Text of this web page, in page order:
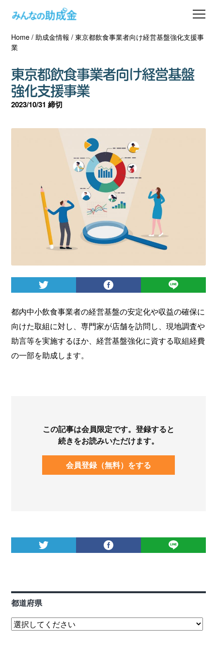
助成金を探す
士業の方へ
助成金コラム
専門家一覧
会員登録
ログイン
Home/ 助成金情報 / 東京都飲食事業者向け経営基盤強化支援事
業
東京都飲食事業者向け経営基盤
強化支援事業
2023/10/31 締切
都内中小飲食事業者の経営基盤の安定化や収益の確保に
向けた取組に対し、専門家が店舗を訪問し、現地調査や
助言等を実施するほか、経営基盤強化に資する取組経費
の一部を助成します。
この記事は会員限定です。登録すると
続きをお読みいただけます。
会員登録（無料）をする
都道府県